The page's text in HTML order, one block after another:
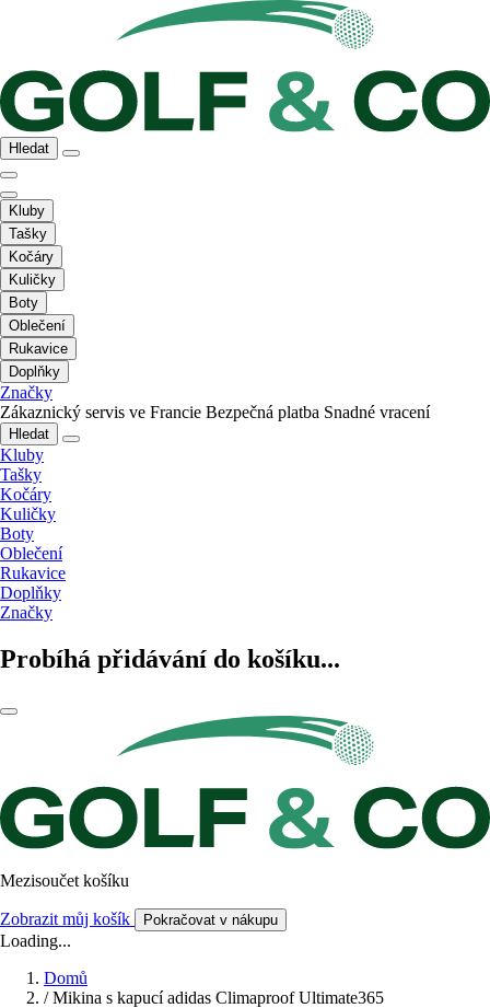
Hledat
Kluby
Tašky
Kočáry
Kuličky
Boty
Oblečení
Rukavice
Doplňky
Značky
Zákaznický servis ve Francie Bezpečná platba Snadné vracení
Hledat
Kluby
Tašky
Kočáry
Kuličky
Boty
Oblečení
Rukavice
Doplňky
Značky
Probíhá přidávání do košíku...
Mezisoučet košíku
Zobrazit můj košík Pokračovat v nákupu
Loading...
Domů
/ Mikina s kapucí adidas Climaproof Ultimate365